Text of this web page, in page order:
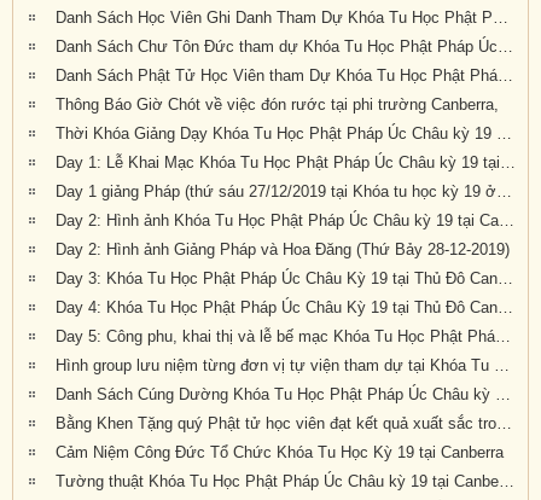
Danh Sách Học Viên Ghi Danh Tham Dự Khóa Tu Học Phật Pháp Úc Châu Kỳ 19
Danh Sách Chư Tôn Đức tham dự Khóa Tu Học Phật Pháp Úc Châu kỳ 19 tại Canberra
Danh Sách Phật Tử Học Viên tham Dự Khóa Tu Học Phật Pháp Úc Châu Kỳ 19 tại Canberra
Thông Báo Giờ Chót về việc đón rước tại phi trường Canberra,
Thời Khóa Giảng Dạy Khóa Tu Học Phật Pháp Úc Châu kỳ 19 tại Canberra
Day 1: Lễ Khai Mạc Khóa Tu Học Phật Pháp Úc Châu kỳ 19 tại Canberra, Úc Châu (Thứ Sáu 27-12-2019)
Day 1 giảng Pháp (thứ sáu 27/12/2019 tại Khóa tu học kỳ 19 ở Canberra)
Day 2: Hình ảnh Khóa Tu Học Phật Pháp Úc Châu kỳ 19 tại Canberra, Úc Châu (Thứ Bảy 28-12-2019)
Day 2: Hình ảnh Giảng Pháp và Hoa Đăng (Thứ Bảy 28-12-2019)
Day 3: Khóa Tu Học Phật Pháp Úc Châu Kỳ 19 tại Thủ Đô Canberra
Day 4: Khóa Tu Học Phật Pháp Úc Châu Kỳ 19 tại Thủ Đô Canberra
Day 5: Công phu, khai thị và lễ bế mạc Khóa Tu Học Phật Pháp Úc Châu kỳ 19 tại Canberra (Thứ Ba, 31/12/2019)
Hình group lưu niệm từng đơn vị tự viện tham dự tại Khóa Tu Học Phật Pháp Úc Châu kỳ 19 tại Canberra
Danh Sách Cúng Dường Khóa Tu Học Phật Pháp Úc Châu kỳ 19 (2019) tại Canberra
Bằng Khen Tặng quý Phật tử học viên đạt kết quả xuất sắc trong kỳ thi cuối khóa
Cảm Niệm Công Đức Tổ Chức Khóa Tu Học Kỳ 19 tại Canberra
Tường thuật Khóa Tu Học Phật Pháp Úc Châu kỳ 19 tại Canberra